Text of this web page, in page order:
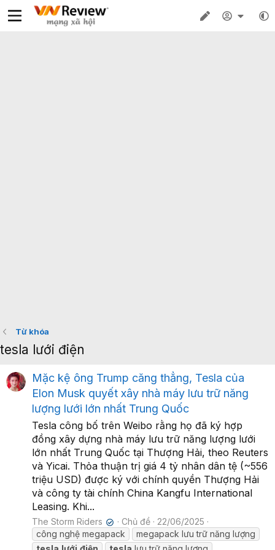
Từ khóa
tesla lưới điện
Mặc kệ ông Trump căng thẳng, Tesla của
Elon Musk quyết xây nhà máy lưu trữ năng
lượng lưới lớn nhất Trung Quốc
Tesla công bố trên Weibo rằng họ đã ký hợp
đồng xây dựng nhà máy lưu trữ năng lượng lưới
lớn nhất Trung Quốc tại Thượng Hải, theo Reuters
và Yicai. Thỏa thuận trị giá 4 tỷ nhân dân tệ (~556
triệu USD) được ký với chính quyền Thượng Hải
và công ty tài chính China Kangfu International
Leasing. Khi...
The Storm Riders ✔ Chủ đề
22/06/2025
công nghệ megapack
megapack lưu trữ năng lượng